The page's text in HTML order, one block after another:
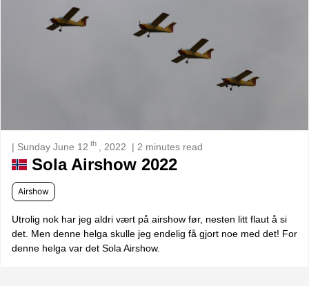
| Sunday June 12 th , 2022 | 2 minutes read
Sola Airshow 2022
Airshow
Utrolig nok har jeg aldri vært på airshow før, nesten litt flaut å si
det. Men denne helga skulle jeg endelig få gjort noe med det! For
denne helga var det Sola Airshow.